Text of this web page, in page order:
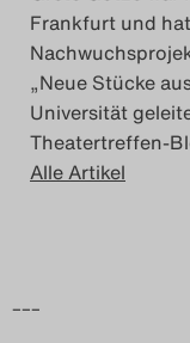
Frankfurt und
„Neue Stücke
Universität
Theatertreffen-
Alle Artikel
–––